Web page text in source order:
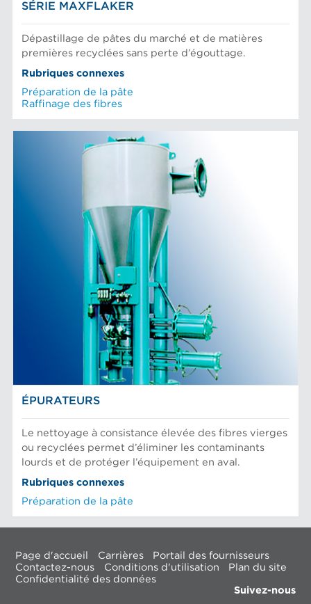
SÉRIE MAXFLAKER
Dépastillage de pâtes du marché et de matières
premières recyclées sans perte d’égouttage.
Rubriques connexes
Préparation de la pâte
Raffinage des fibres
ÉPURATEURS
Le nettoyage à consistance élevée des fibres vierges
ou recyclées permet d’éliminer les contaminants
lourds et de protéger l’équipement en aval.
Rubriques connexes
Préparation de la pâte
Page d'accueil Carrières
Portail des fournisseurs
Contactez-nous
Conditions d'utilisation
Plan du site
Confidentialité des données
Suivez-nous